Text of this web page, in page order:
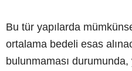
Bu tür yapılarda
ortalama bedeli esas
bulunmaması durumunda,